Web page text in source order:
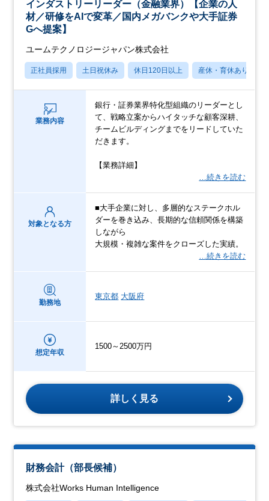
インダストリーリーダー（金融業界）【企業の人
材／研修をAIで変革／国内メガバンクや大手証券
Gへ提案】
ユームテクノロジージャパン株式会社
正社員採用 土日祝休み 休日120日以上 産休・育休あり
業務内容
銀行・証券業界特化型組織のリーダーとし
て、戦略立案からハイタッチな顧客深耕、
チームビルディングまでをリードしていた
だきます。
【業務詳細】
…続きを読む
対象となる方
■大手企業に対し、多層的なステークホル
ダーを巻き込み、長期的な信頼関係を構築
しながら
大規模・複雑な案件をクローズした実績。
…続きを読む
勤務地
東京都 大阪府
想定年収
1500～2500万円
詳しく見る
財務会計（部長候補）
株式会社Works Human Intelligence